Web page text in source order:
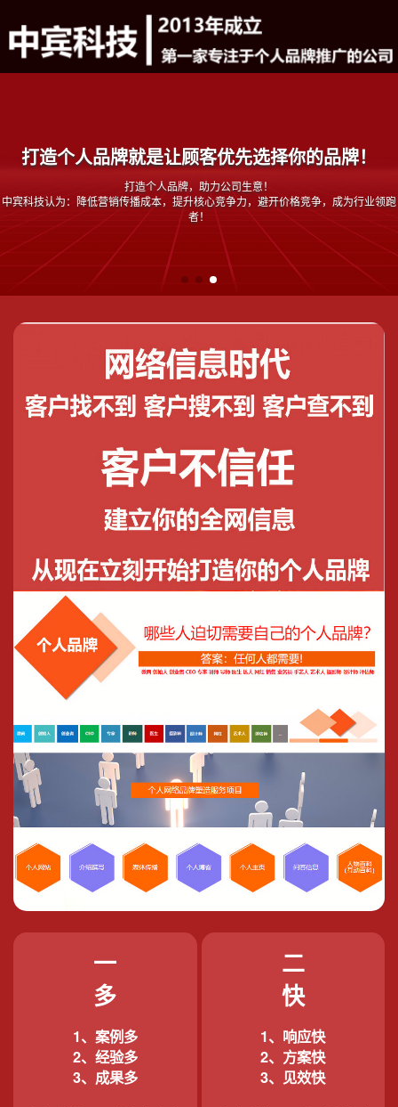
你的个人品牌想一炮而火么？
我们不做恶意炒作推广，只玩系统化打造个人品牌，帮助老板或者专家打造成为行业
第一人，实现名利双收！
中宾科技，第一家专注于个人品牌营销策划推广的公司，成立于2013年。
一
多
1、案例多
2、经验多
3、成果多
二
快
1、响应快
2、方案快
3、见效快